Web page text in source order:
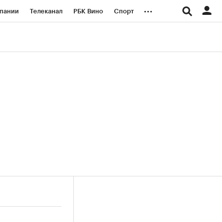
Телеканал РБК Вино Спорт ...